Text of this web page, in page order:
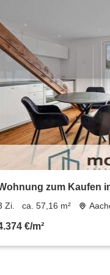
zum Kaufen
m²
Zi. ca. 57,16 m²
€/m²